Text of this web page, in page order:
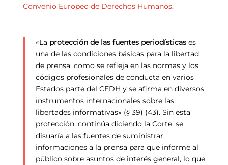
Convenio Europeo de Derechos Humanos.
«La protección de las fuentes periodísticases
una de las condiciones básicas para la libertad
de prensa, como se refleja en las normas y los
códigos profesionales de conducta en varios
Estados parte del CEDH y se afirma en diversos
instrumentos internacionales sobre las
libertades informativas» (§ 39) (43). Sin esta
protección, continúa diciendo la Corte, se
disuaría a las fuentes de suministrar
informaciones a la prensa para que informe al
público sobre asuntos de interés general, lo que